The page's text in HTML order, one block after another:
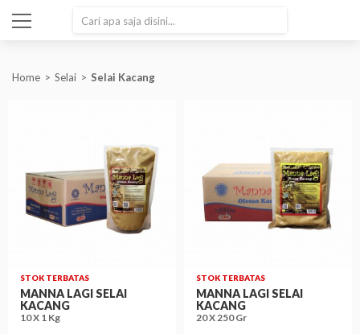
Home Selai Selai Kacang
STOK TERBATAS
MANNA LAGI SELAI
KACANG
10 X 1 Kg
STOK TERBATAS
MANNA LAGI SELAI
KACANG
20 X 250 Gr